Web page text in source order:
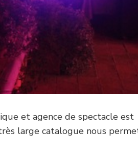
et agence de spectacle est
large catalogue nous